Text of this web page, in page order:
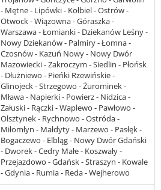
- Mętne - Lipówki - Kołbiel - Ostrów -
Otwock - Wiązowna - Góraszka -
Warszawa - Łomianki - Dziekanów Leśny -
Nowy Dziekanów - Palmiry - Łomna -
Czosnów - Kazuń Nowy - Nowy Dwór
Mazowiecki - Zakroczym - Siedlin - Płońsk
- Dłużniewo - Pieńki Rzewińskie -
Glinojeck - Strzegowo - Żurominek -
Mława - Napierki - Powierz - Nidzica -
Załuski - Rączki - Waplewo - Pawłowo -
Olsztynek - Rychnowo - Ostróda -
Miłomłyn - Małdyty - Marzewo - Pasłęk -
Bogaczewo - Elbląg - Nowy Dwór Gdański
- Dworek - Cedry Małe - Koszwały -
Przejazdowo - Gdańsk - Straszyn - Kowale
- Gdynia - Rumia - Reda - Wejherowo